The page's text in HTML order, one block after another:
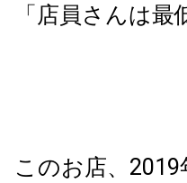
「店員さんは
このお店、